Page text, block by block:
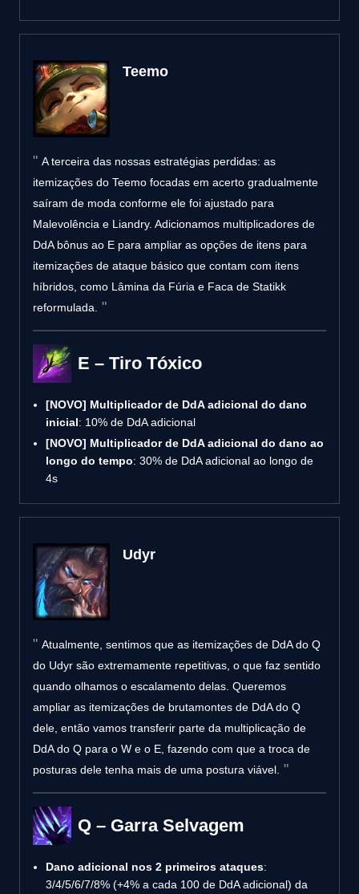
Teemo
A terceira das nossas estratégias perdidas: as
itemizações do Teemo focadas em acerto gradualmente
saíram de moda conforme ele foi ajustado para
Malevolência e Liandry. Adicionamos multiplicadores de
DdA bônus ao E para ampliar as opções de itens para
itemizações de ataque básico que contam com itens
híbridos, como Lâmina da Fúria e Faca de Statikk
reformulada.
E – Tiro Tóxico
[NOVO] Multiplicador de DdA adicional do dano
inicial: 10% de DdA adicional
[NOVO] Multiplicador de DdA adicional do dano ao
longo do tempo: 30% de DdA adicional ao longo de
4s
Udyr
Atualmente, sentimos que as itemizações de DdA do Q
do Udyr são extremamente repetitivas, o que faz sentido
quando olhamos o escalamento delas. Queremos
ampliar as itemizações de brutamontes de DdA do Q
dele, então vamos transferir parte da multiplicação de
DdA do Q para o W e o E, fazendo com que a troca de
posturas dele tenha mais de uma postura viável.
Q – Garra Selvagem
Dano adicional nos 2 primeiros ataques:
3/4/5/6/7/8% (+4% a cada 100 de DdA adicional) da